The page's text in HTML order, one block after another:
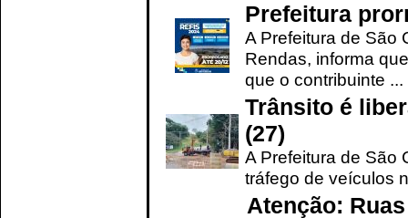
Prefeitura
A Prefeitura de São
Rendas, informa
que o contribuinte ...
Trânsito é
(27)
A Prefeitura de São
tráfego de veículos
Atenção: